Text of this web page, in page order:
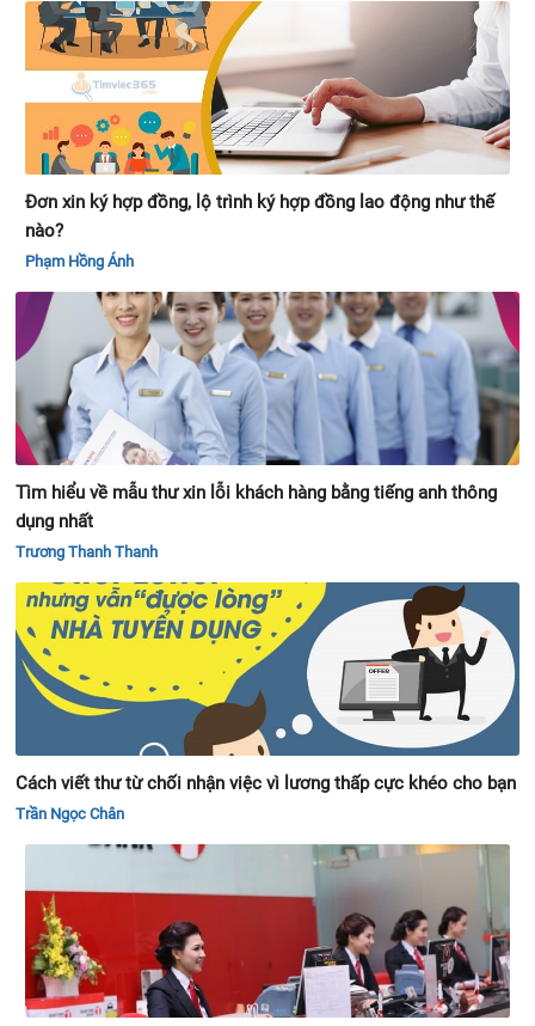
Đơn xin ký hợp đồng, lộ trình ký hợp đồng lao động như thế
nào?
Phạm Hồng Ánh
Tìm hiểu về mẫu thư xin lỗi khách hàng bằng tiếng anh thông
dụng nhất
Trương Thanh Thanh
Cách viết thư từ chối nhận việc vì lương thấp cực khéo cho bạn
Trần Ngọc Chân